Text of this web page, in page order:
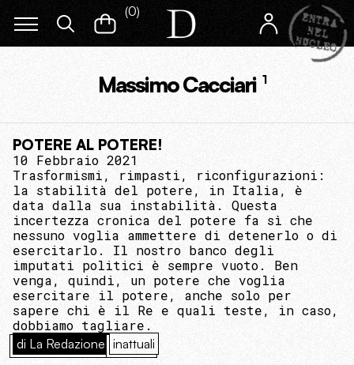
(0)
Massimo Cacciari 1
POTERE AL POTERE!
10 Febbraio 2021
Trasformismi, rimpasti, riconfigurazioni:
la stabilità del potere, in Italia, è
data dalla sua instabilità. Questa
incertezza cronica del potere fa sì che
nessuno voglia ammettere di detenerlo o di
esercitarlo. Il nostro banco degli
imputati politici è sempre vuoto. Ben
venga, quindi, un potere che voglia
esercitare il potere, anche solo per
sapere chi è il Re e quali teste, in caso,
dobbiamo tagliare.
di La Redazione inattuali